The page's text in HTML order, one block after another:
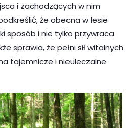
i zachodzących w nim
że obecna w lesie
sposób i nie tylko przywraca
sprawia, że pełni sił witalnych
tajemnicze i nieuleczalne